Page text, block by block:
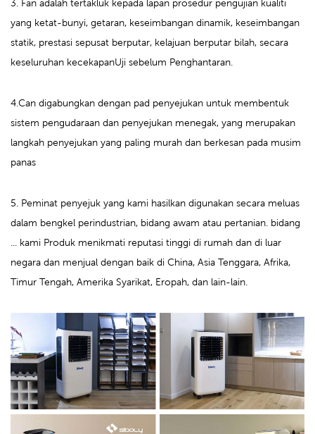
3. Fan adalah tertakluk kepada lapan prosedur pengujian kualiti
yang ketat-bunyi, getaran, keseimbangan dinamik, keseimbangan
statik, prestasi sepusat berputar, kelajuan berputar bilah, secara
keseluruhan kecekapanUji sebelum Penghantaran.
4.Can digabungkan dengan pad penyejukan untuk membentuk
sistem pengudaraan dan penyejukan menegak, yang merupakan
langkah penyejukan yang paling murah dan berkesan pada musim
panas
5. Peminat penyejuk yang kami hasilkan digunakan secara meluas
dalam bengkel perindustrian, bidang awam atau pertanian. bidang
... kami Produk menikmati reputasi tinggi di rumah dan di luar
negara dan menjual dengan baik di China, Asia Tenggara, Afrika,
Timur Tengah, Amerika Syarikat, Eropah, dan lain-lain.